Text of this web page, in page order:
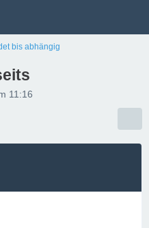
bis abhängig
11:16